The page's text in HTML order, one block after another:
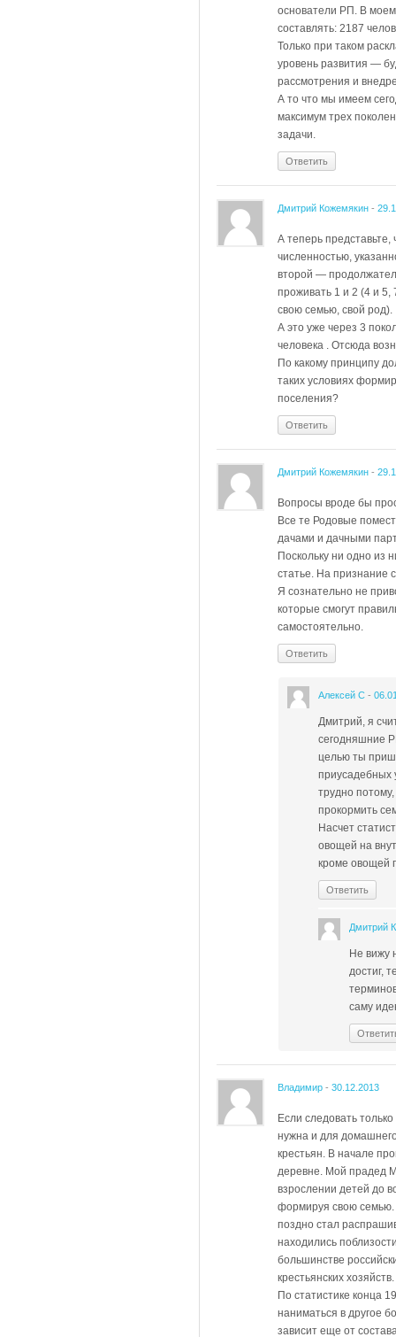
основатели РП. В
составлять: 2187
Только при таком
уровень развития —
рассмотрения и
А то что мы имеем
максимум трех
задачи.
Ответить
Дмитрий Кожемякин -
А теперь представьте,
численностью,
второй —
проживать 1 и 2 (4 и 5,
свою семью, свой род).
А это уже через 3
человека . Отсюда
По какому принципу
таких условиях
поселения?
Ответить
Дмитрий Кожемякин -
Вопросы вроде бы
Все те Родовые
дачами и дачными
Поскольку ни одно из
статье. На признание
Я сознательно не
которые смогут
самостоятельно.
Ответить
Алексей С -
Дмитрий, я
сегодняшние
целью ты
приусадебных
трудно
прокормить
Насчет
овощей на
кроме овощей
Ответить
Дмитрий
Не вижу
достиг,
саму
Владимир - 30.12.2013
Если следовать
нужна и для
крестьян. В начале
деревне. Мой прадед
взрослении детей до
формируя свою семью.
поздно стал
находились
большинстве
крестьянских
По статистике конца
наниматься в другое
зависит еще от